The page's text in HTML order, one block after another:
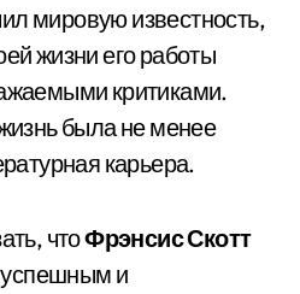
мировую известность,
жизни его работы
критиками.
была не менее
карьера.
чтоФрэнсис Скотт
и